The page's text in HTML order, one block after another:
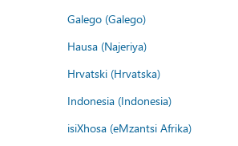
Galego (Galego)
Hausa (Najeriya)
Hrvatski (Hrvatska)
Indonesia (Indonesia)
isiXhosa (eMzantsi Afrika)